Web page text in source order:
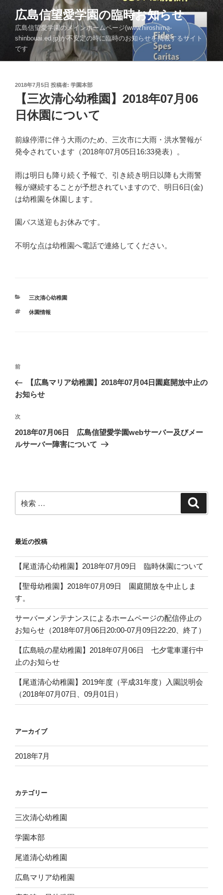
広島信望愛学園の臨時お知らせ
広島信望愛学園のメインホームページ(www.hiroshima-
shinbouai.ed.jp)が不安定の時に臨時のお知らせを掲載するサイト
です
投
2018年7月5日 投稿者: 学園本部
【三次清心幼稚園】2018年07月06
日休園について
前線停滞に伴う大雨のため、三次市に大雨・洪水警報が
発令されています（2018年07月05日16:33発表）。
雨は明日も降り続く予報で、引き続き明日以降も大雨警
報が継続することが予想されていますので、明日6日(金)
は幼稚園を休園します。
園バス送迎もお休みです。
不明な点は幼稚園へ電話で連絡してください。
カ
ゴ
三次清心幼稚園
タ
休園情報
投
ナ
ゲ
ー
シ
過
去
の
稿
前
【広島マリア幼稚園】2018年07月04日園庭開放中止の
お知らせ
次
の
投
次
2018年07月06日 広島信望愛学園webサーバー及びメー
ルサーバー障害について
索:
最近の投稿
【尾道清心幼稚園】2018年07月09日 臨時休園について
【聖母幼稚園】2018年07月09日 園庭開放を中止しま
す。
サーバーメンテナンスによるホームページの配信停止の
お知らせ（2018年07月06日20:00-07月09日22:20、終了）
【広島暁の星幼稚園】2018年07月06日 七夕電車運行中
止のお知らせ
【尾道清心幼稚園】2019年度（平成31年度）入園説明会
（2018年07月07日、09月01日）
アーカイブ
2018年7月
カテゴリー
三次清心幼稚園
学園本部
尾道清心幼稚園
広島マリア幼稚園